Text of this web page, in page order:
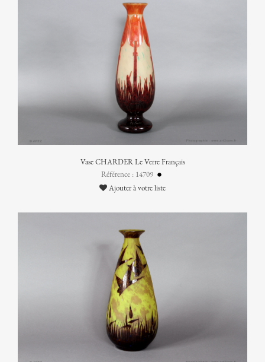
Vase CHARDER Le Verre Français
Référence : 14709
Ajouter à votre liste